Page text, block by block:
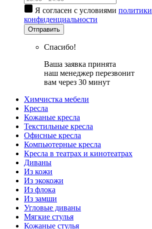
Я согласен с условиями политики
конфиденциальности
Отправить
Спасибо!
Ваша заявка принята
наш менеджер перезвонит
вам через 30 минут
Химчистка мебели
Кресла
Кожаные кресла
Текстильные кресла
Офисные кресла
Компьютерные кресла
Кресла в театрах и кинотеатрах
Диваны
Из кожи
Из экокожи
Из флока
Из замши
Угловые диваны
Мягкие стулья
Кожаные стулья